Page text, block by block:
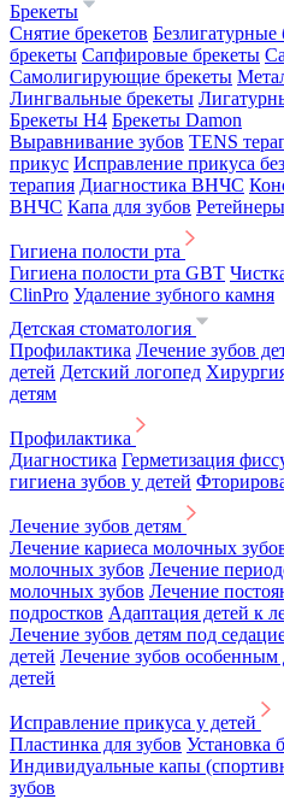
Брекеты
Снятие брекетов Безлигатурные
брекеты Сапфировые брекеты
Самолигирующие брекеты
Лингвальные брекеты
Брекеты H4 Брекеты Damon
Выравнивание зубов TENS
прикус Исправление прикуса
терапия Диагностика ВНЧС
ВНЧС Капа для зубов Ретейнеры
Гигиена полости рта
Гигиена полости рта GBT
ClinPro Удаление зубного камня
Детская стоматология
Профилактика Лечение зубов
детей Детский логопед
детям
Профилактика
Диагностика Герметизация
гигиена зубов у детей
Лечение зубов детям
Лечение кариеса молочных
молочных зубов Лечение
молочных зубов Лечение
подростков Адаптация детей к
Лечение зубов детям под
детей Лечение зубов особенным
детей
Исправление прикуса у детей
Пластинка для зубов Установка
Индивидуальные капы
зубов